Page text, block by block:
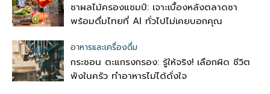
ชาผลไม้ครองแชมป์: เจาะเบื้องหลังตลาดชา
พร้อมดื่มไทยที่ AI ทั่วไปไม่เคยบอกคุณ
อาหารและเครื่องดื่ม
กระชอน ตะแกรงกรอง: รู้ให้จริง! เลือกผิด ชีวิต
พังในครัว ทำอาหารไม่ได้ดั่งใจ